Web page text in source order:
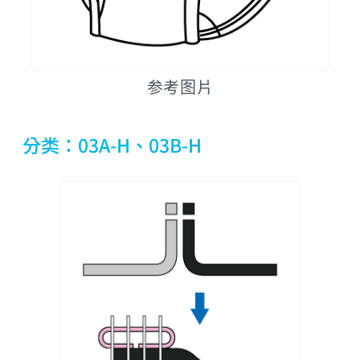
参考图片
分类：03A-H、03B-H